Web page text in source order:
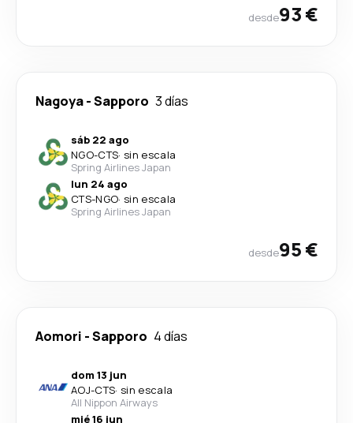
desde93 €
Nagoya-Sapporo 3 días
sáb 22 ago
NGO-CTS· sin escala
Spring Airlines Japan
lun 24 ago
CTS-NGO· sin escala
Spring Airlines Japan
desde95 €
Aomori -Sapporo 4 días
dom 13 jun
AOJ-CTS· sin escala
All Nippon Airways
mié 16 jun